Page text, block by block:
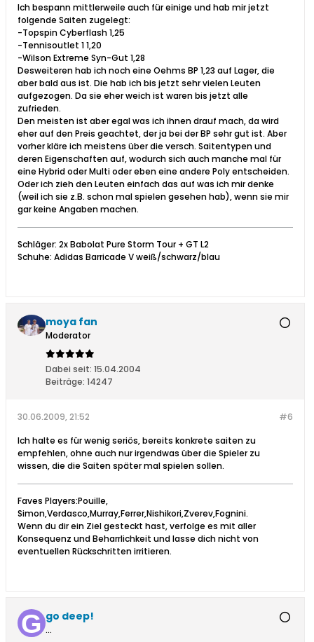
Ich bespann mittlerweile auch für einige und hab mir jetzt
folgende Saiten zugelegt:
-Topspin Cyberflash 1,25
-Tennisoutlet 1 1,20
-Wilson Extreme Syn-Gut 1,28
Desweiteren hab ich noch eine Oehms BP 1,23 auf Lager, die
aber bald aus ist. Die hab ich bis jetzt sehr vielen Leuten
aufgezogen. Da sie eher weich ist waren bis jetzt alle
zufrieden.
Den meisten ist aber egal was ich ihnen drauf mach, da wird
eher auf den Preis geachtet, der ja bei der BP sehr gut ist. Aber
vorher kläre ich meistens über die versch. Saitentypen und
deren Eigenschaften auf, wodurch sich auch manche mal für
eine Hybrid oder Multi oder eben eine andere Poly entscheiden.
Oder ich zieh den Leuten einfach das auf was ich mir denke
(weil ich sie z.B. schon mal spielen gesehen hab), wenn sie mir
gar keine Angaben machen.
Schläger: 2x Babolat Pure Storm Tour + GT L2
Schuhe: Adidas Barricade V weiß/schwarz/blau
moya fan
Moderator
Dabei seit: 15.04.2004
Beiträge: 14247
#6
30.06.2009, 21:52
Ich halte es für wenig seriös, bereits konkrete saiten zu
empfehlen, ohne auch nur irgendwas über die Spieler zu
wissen, die die Saiten später mal spielen sollen.
Faves Players:Pouille,
Simon,Verdasco,Murray,Ferrer,Nishikori,Zverev,Fognini.
Wenn du dir ein Ziel gesteckt hast, verfolge es mit aller
Konsequenz und Beharrlichkeit und lasse dich nicht von
eventuellen Rückschritten irritieren.
go deep!
...